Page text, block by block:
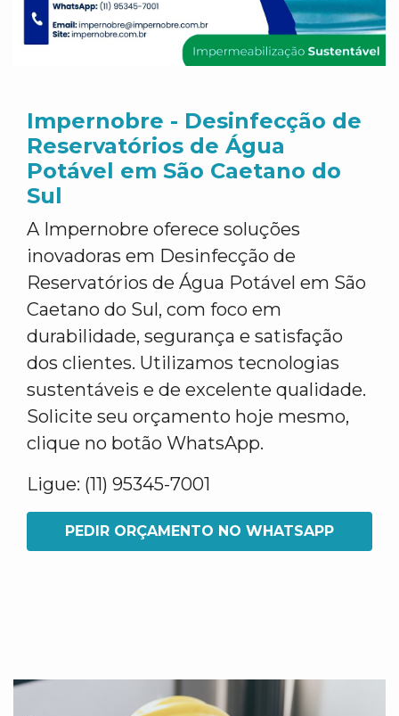
Impernobre - Desinfecção de
Reservatórios de Água
Potável em São Caetano do
Sul
A Impernobre oferece soluções
inovadoras em Desinfecção de
Reservatórios de Água Potável em São
Caetano do Sul, com foco em
durabilidade, segurança e satisfação
dos clientes. Utilizamos tecnologias
sustentáveis e de excelente qualidade.
Solicite seu orçamento hoje mesmo,
clique no botão WhatsApp.
Ligue: (11) 95345-7001
PEDIR ORÇAMENTO NO WHATSAPP